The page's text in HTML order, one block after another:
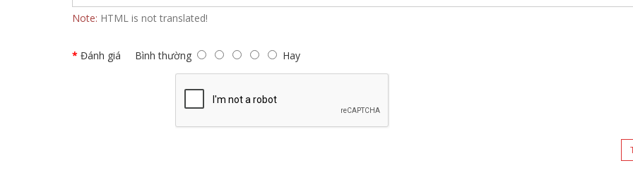
Note: HTML is not translated!
Đánh giá Bình thường Hay